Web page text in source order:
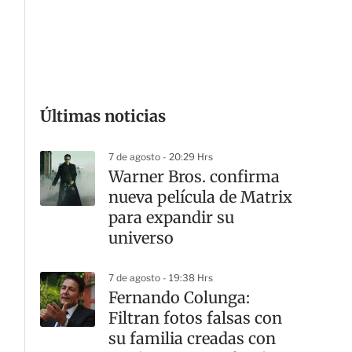
Últimas noticias
7 de agosto - 20:29 Hrs
Warner Bros. confirma
nueva película de Matrix
para expandir su
universo
7 de agosto - 19:38 Hrs
Fernando Colunga:
Filtran fotos falsas con
su familia creadas con